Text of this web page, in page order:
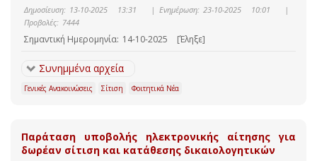
Δημοσίευση: 13-10-2025 13:31 | Ενημέρωση: 23-10-2025 10:01
|
Προβολές: 7444
Σημαντική Ημερομηνία: 14-10-2025 [Έληξε]
Συνημμένα αρχεία
Γενικές Ανακοινώσεις Σίτιση Φοιτητικά Νέα
Παράταση υποβολής ηλεκτρονικής αίτησης για
δωρέαν σίτιση και κατάθεσης δικαιολογητικών